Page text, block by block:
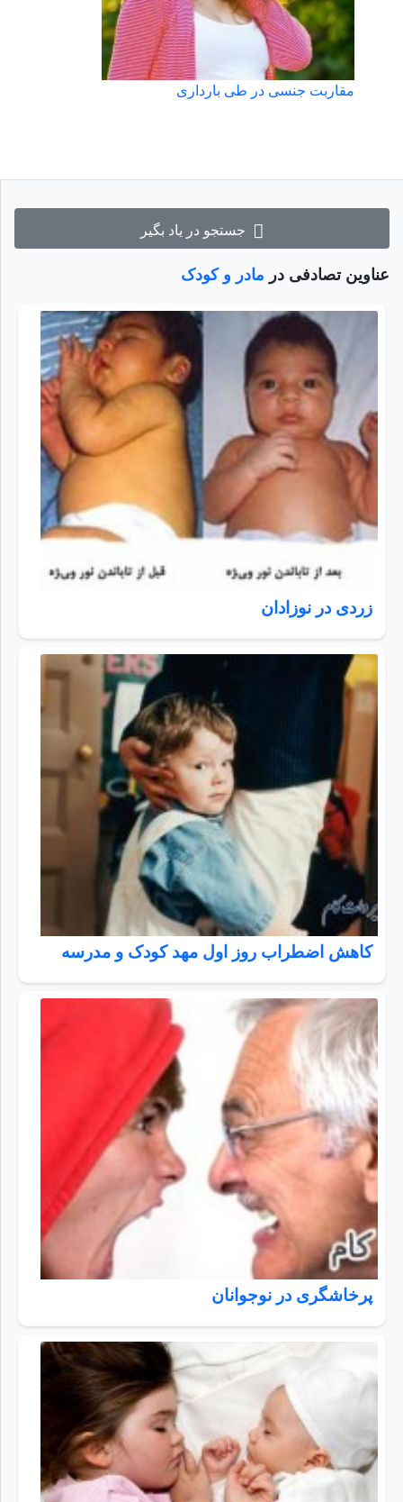
جستجو در یاد بگیر
عناوین تصادفی در مادر و کودک
زردی در نوزادان
کاهش اضطراب روز اول مهد کودک و مدرسه
پرخاشگری در نوجوانان
مقاربت جنسی در طی بارداری